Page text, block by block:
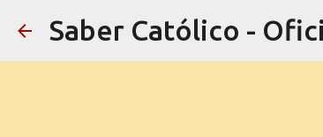
Saber Católico -